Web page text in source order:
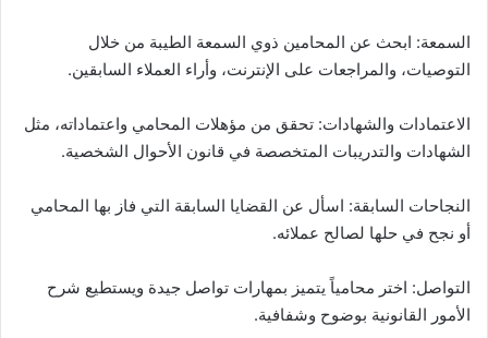
السمعة: ابحث عن المحامين ذوي السمعة الطيبة من خلال
التوصيات، والمراجعات على الإنترنت، وأراء العملاء السابقين.
الاعتمادات والشهادات: تحقق من مؤهلات المحامي واعتماداته، مثل
الشهادات والتدريبات المتخصصة في قانون الأحوال الشخصية.
النجاحات السابقة: اسأل عن القضايا السابقة التي فاز بها المحامي
أو نجح في حلها لصالح عملائه.
التواصل: اختر محامياً يتميز بمهارات تواصل جيدة ويستطيع شرح
الأمور القانونية بوضوح وشفافية.